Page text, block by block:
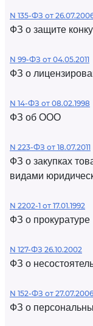
N 135-ФЗ от
ФЗ о защите
N 99-ФЗ от 04.05.2011
ФЗ о
N 14-ФЗ от 08.02.1998
ФЗ об ООО
N 223-ФЗ от 18.07.2011
ФЗ о закупках
видами
N 2202-1 от 17.01.1992
ФЗ о прокуратуре
N 127-ФЗ 26.10.2002
ФЗ о
N 152-ФЗ от 27.07.2006
ФЗ о